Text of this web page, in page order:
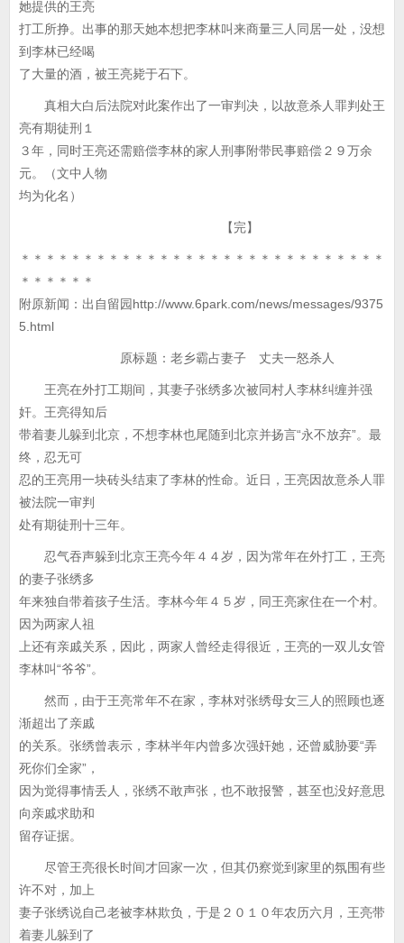
她提供的王亮
打工所挣。出事的那天她本想把李林叫来商量三人同居一处，没想
到李林已经喝
了大量的酒，被王亮毙于石下。
真相大白后法院对此案作出了一审判决，以故意杀人罪判处王
亮有期徒刑１
３年，同时王亮还需赔偿李林的家人刑事附带民事赔偿２９万余
元。（文中人物
均为化名）
【完】
＊＊＊＊＊＊＊＊＊＊＊＊＊＊＊＊＊＊＊＊＊＊＊＊＊＊＊＊＊
＊＊＊＊＊＊
附原新闻：出自留园http://www.6park.com/news/messages/9375
5.html
原标题：老乡霸占妻子 丈夫一怒杀人
王亮在外打工期间，其妻子张绣多次被同村人李林纠缠并强
奸。王亮得知后
带着妻儿躲到北京，不想李林也尾随到北京并扬言“永不放弃”。最
终，忍无可
忍的王亮用一块砖头结束了李林的性命。近日，王亮因故意杀人罪
被法院一审判
处有期徒刑十三年。
忍气吞声躲到北京王亮今年４４岁，因为常年在外打工，王亮
的妻子张绣多
年来独自带着孩子生活。李林今年４５岁，同王亮家住在一个村。
因为两家人祖
上还有亲戚关系，因此，两家人曾经走得很近，王亮的一双儿女管
李林叫“爷爷”。
然而，由于王亮常年不在家，李林对张绣母女三人的照顾也逐
渐超出了亲戚
的关系。张绣曾表示，李林半年内曾多次强奸她，还曾威胁要“弄
死你们全家”，
因为觉得事情丢人，张绣不敢声张，也不敢报警，甚至也没好意思
向亲戚求助和
留存证据。
尽管王亮很长时间才回家一次，但其仍察觉到家里的氛围有些
许不对，加上
妻子张绣说自己老被李林欺负，于是２０１０年农历六月，王亮带
着妻儿躲到了